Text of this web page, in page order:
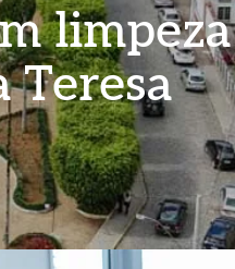
limpeza
Teresa